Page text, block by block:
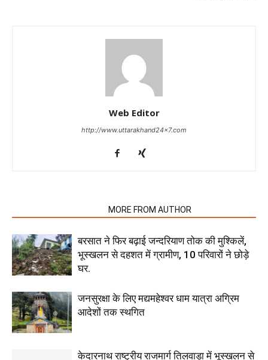
Web Editor
http://www.uttarakhand24x7.com
MORE FROM AUTHOR
बरसात ने फिर बढ़ाई जन्दरियाण तोक की मुश्किलें,
भूस्खलन से दहशत में ग्रामीण, 10 परिवारों ने छोड़े
घर.
जनसुरक्षा के लिए मद्यमहेश्वर धाम यात्रा अग्रिम
आदेशों तक स्थगित
केदारनाथ राष्ट्रीय राजमार्ग तिलवाड़ा में भूस्खलन से